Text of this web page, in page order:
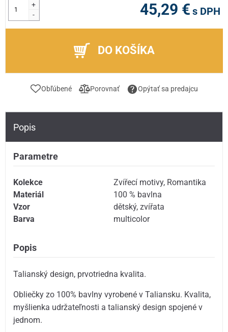
+
-
45,29 € s DPH
DO KOŠÍKA
Obľúbené Porovnať Opýtať sa predajcu
Popis
Parametre
Kolekce Zvířecí motivy, Romantika
Materiál
100 % bavlna
Vzor
dětský,zvířata
Barva
multicolor
Popis
Talianský design, prvotriedna kvalita.
Obliečky zo 100% bavlny vyrobené v Taliansku. Kvalita,
myšlienka udržateľnosti a talianský design spojené v
jednom.